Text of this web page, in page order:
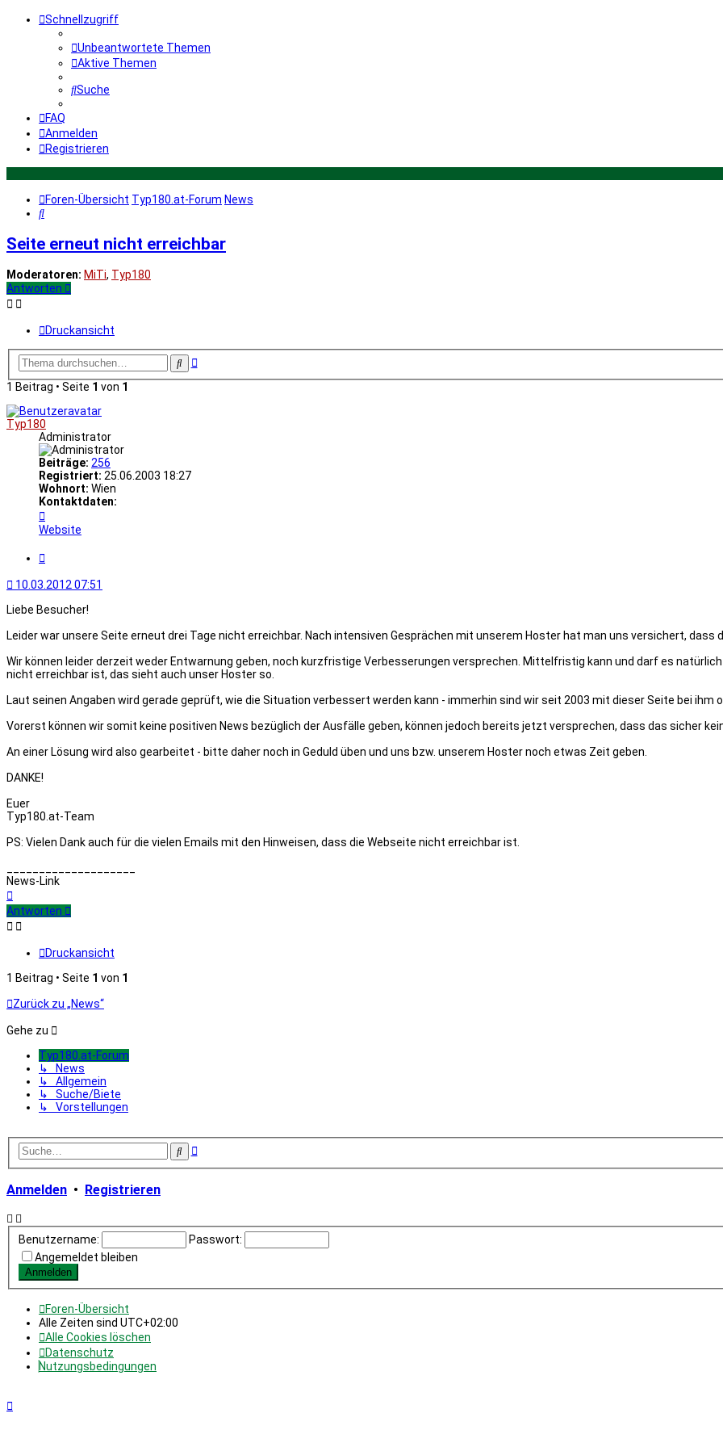
Schnellzugriff
Unbeantwortete Themen
Aktive Themen
Suche
FAQ
Anmelden
Registrieren
Foren-Übersicht Typ180.at-Forum News
Suche
Seite erneut nicht erreichbar
Moderatoren: MiTi, Typ180
Antworten
Druckansicht
SucheErweiterte
1 Beitrag • Seite 1 von 1
Typ180
Administrator
Beiträge: 256
Registriert: 25.06.2003 18:27
Wohnort: Wien
Kontaktdaten:
von
Typ180
Website
10.03.2012 07:51
Liebe Besucher!
Leider war unsere Seite erneut drei Tage nicht erreichbar. Nach intensiven Gesprächen mit unserem Hoster hat man uns versichert, dass
Wir können leider derzeit weder Entwarnung geben, noch kurzfristige Verbesserungen versprechen. Mittelfristig kann und darf es
nicht erreichbar ist, das sieht auch unser Hoster so.
Laut seinen Angaben wird gerade geprüft, wie die Situation verbessert werden kann - immerhin sind wir seit 2003 mit dieser Seite bei ihm
Vorerst können wir somit keine positiven News bezüglich der Ausfälle geben, können jedoch bereits jetzt versprechen, dass das sicher
An einer Lösung wird also gearbeitet - bitte daher noch in Geduld üben und uns bzw. unserem Hoster noch etwas Zeit geben.
DANKE!
Euer
Typ180.at-Team
PS: Vielen Dank auch für die vielen Emails mit den Hinweisen, dass die Webseite nicht erreichbar ist.
News-Link
oben
Antworten
Druckansicht
1 Beitrag • Seite 1 von 1
Zurück zu „News“
Gehe zu
Typ180.at-Forum
↳ News
↳ Allgemein
↳ Suche/Biete
↳ Vorstellungen
SucheErweiterte
Anmelden • Registrieren
Benutzername:
Passwort:
Angemeldet bleiben
Foren-Übersicht
Alle Zeiten sind UTC+02:00
Alle Cookies löschen
Datenschutz
Nutzungsbedingungen